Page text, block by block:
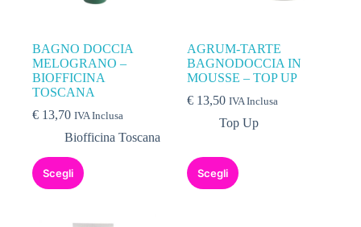
BAGNO DOCCIA
MELOGRANO –
BIOFFICINA
TOSCANA
€ 13,70 IVA Inclusa
Biofficina Toscana
Scegli
AGRUM-TARTE
BAGNODOCCIA IN
MOUSSE – TOP UP
€ 13,50 IVA Inclusa
Top Up
Scegli